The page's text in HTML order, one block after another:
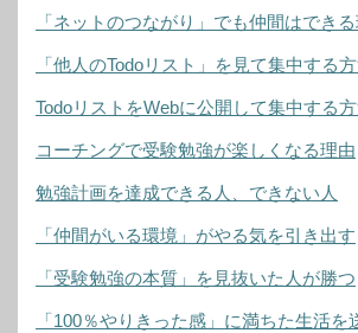
「ネットのつながり」でも仲間はでき
「他人のTodoリスト」を見て集中する
TodoリストをWebに公開して集中する
コーチングで受験勉強が楽しくなる理由
勉強計画を達成できる人、できない人
「仲間がいる環境」がやる気を引き出す
「受験勉強の本質」を見抜いた人が勝つ
「100％やりきった感」に満ちた生活を